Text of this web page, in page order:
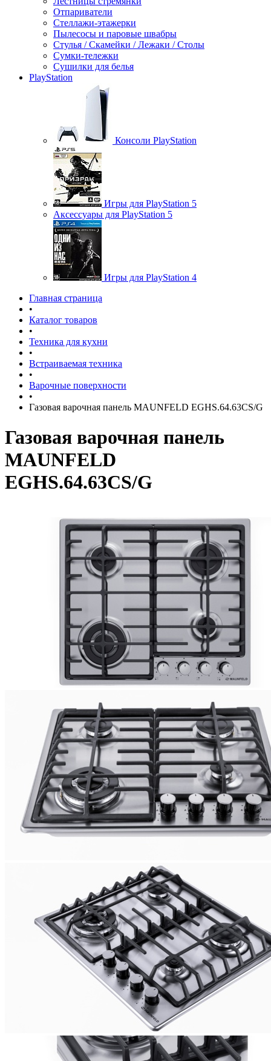
Отпариватели
Стеллажи-этажерки
Пылесосы и паровые швабры
Стулья / Скамейки / Лежаки / Столы
Сумки-тележки
Сушилки для белья
PlayStation
Консоли PlayStation
Игры для PlayStation 5
Аксессуары для PlayStation 5
Игры для PlayStation 4
Главная страница
•
Каталог товаров
•
Техника для кухни
•
Встраиваемая техника
•
Варочные поверхности
•
Газовая варочная панель MAUNFELD EGHS.64.63CS/G
Газовая варочная панель
MAUNFELD
EGHS.64.63CS/G